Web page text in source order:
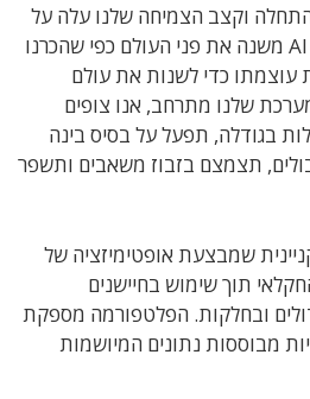
וקצב הצמיחה שלנו עלה על
ציפיותינו הגבוהות ביותר. AI משנה את פני העולם כפי שהכרנו
עוצמתו כדי לשנות את עולם
שלנו מתרחב, אנו צופים
בגודלה, תפעל על בסיס בינה
תצמצם בזבוז משאבים ותשפר
שמבצעת אופטימיזציה של
תוך שימוש בחיישנים
ובחלקות. הפלטפורמה מספקת
מבוססות נתונים המיושמות